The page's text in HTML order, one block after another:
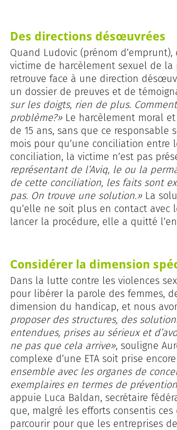
Des directions désœuvrées
Quand Ludovic (prénom
victime de harcèlement sexuel de
retrouve face à une direction
un dossier de preuves et de
sur les doigts, rien de plus.
problème?» Le harcèlement moral
de 15 ans, sans que ce
mois pour qu’une conciliation
conciliation, la victime n’est pas
représentant de l’Aviq, le ou la
de cette conciliation, les faits sont
pas. On trouve une solution.» La
qu’elle ne soit plus en contact avec
lancer la procédure, elle a quitté
Considérer la dimension
Dans la lutte contre les violences
pour libérer la parole des femmes,
dimension du handicap, et nous
proposer des structures, des
entendues, prises au sérieux et
ne pas que cela arrive», souligne
complexe d’une ETA soit prise
ensemble avec les organes de
exemplaires en termes de
appuie Luca Baldan, secrétaire
que, malgré les efforts consentis
parcourir pour que les entreprises